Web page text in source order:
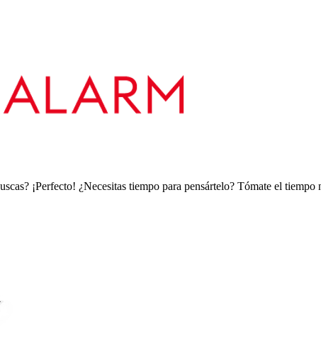
¡Perfecto! ¿Necesitas tiempo para pensártelo? Tómate el